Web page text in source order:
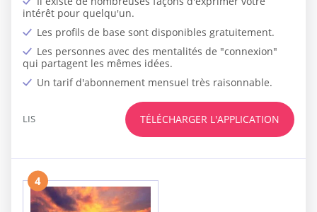
intérêt pour quelqu'un.
Les profils de base sont disponibles gratuitement.
Les personnes avec des mentalités de "connexion"
qui partagent les mêmes idées.
Un tarif d'abonnement mensuel très raisonnable.
TÉLÉCHARGER L'APPLICATION
LIS
4